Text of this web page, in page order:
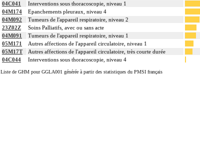
04C041
Interventions sous thoracoscopie, niveau 1
04M174
Epanchements pleuraux, niveau 4
04M092
Tumeurs de l'appareil respiratoire, niveau 2
23Z02Z
Soins Palliatifs, avec ou sans acte
04M091
Tumeurs de l'appareil respiratoire, niveau 1
05M171
Autres affections de l'appareil circulatoire, niveau 1
05M17T
Autres affections de l'appareil circulatoire, très courte durée
04C044
Interventions sous thoracoscopie, niveau 4
Liste de GHM pour GGLA001 générée à partir des statistiques du PMSI français